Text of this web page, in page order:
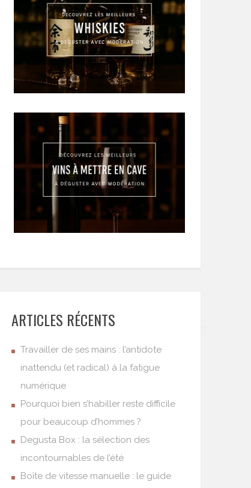
ARTICLES RÉCENTS
Travailler de ses mains : l’antidote
inattendu (et radical) à la fatigue
numérique
Pourquoi bien s’habiller reste difficile
pour beaucoup d’hommes ?
Degusta Box : la sélection des
incontournables de l’été
Boîte de vitesse manuelle : le guide